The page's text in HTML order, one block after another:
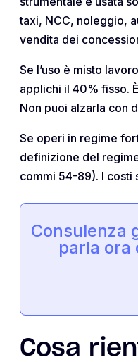
taxi, NCC, noleggio,
vendita dei
Se l’uso è misto
applichi il 40% fisso.
Non puoi alzarla con
Se operi in regime
definizione del
commi 54-89). I costi
Consulenza
parla ora
Cosa